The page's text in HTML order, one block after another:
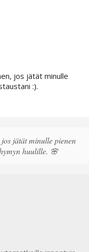
jos jätät minulle
:).
jätät minulle pienen
huulille. 🌸